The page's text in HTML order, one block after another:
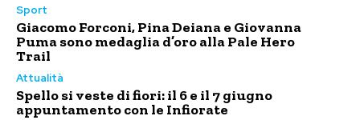
Sport
Giacomo Forconi, Pina Deiana e Giovanna
Puma sono medaglia d’oro alla Pale Hero
Trail
Attualità
Spello si veste di fiori: il 6 e il 7 giugno
appuntamento con le Infiorate